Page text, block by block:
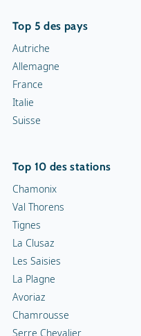
Top 5 des pays
Autriche
Allemagne
France
Italie
Suisse
Top 10 des stations
Chamonix
Val Thorens
Tignes
La Clusaz
Les Saisies
La Plagne
Avoriaz
Chamrousse
Serre Chevalier